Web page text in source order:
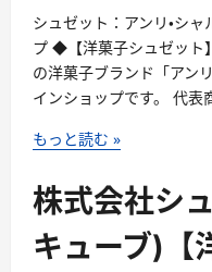
の
本
場！
岐
阜
津
川
の
栗
シュゼット：アンリ・シ
プ ◆【洋菓子シュゼット
の洋菓子ブランド「アン
インショップです。 代
株
会
社
シ
もっと読む »
株式会社シ
キューブ)【